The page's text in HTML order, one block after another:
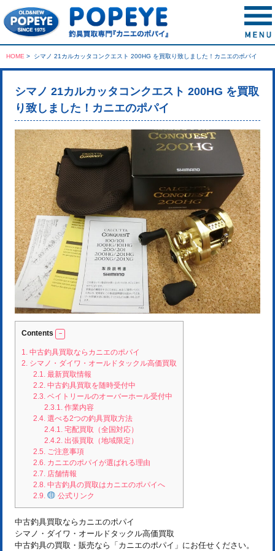
HOME > シマノ 21カルカッタコンクエスト 200HG を買取り致しました！カニエのポパイ
シマノ 21カルカッタコンクエスト 200HG を買取
り致しました！カニエのポパイ
Contents
1. 中古釣具買取ならカニエのポパイ
2. シマノ・ダイワ・オールドタックル高価買取
2.1.最新買取情報
2.2.中古釣具買取を随時受付中
2.3.ベイトリールのオーバーホール受付中
2.3.1. 作業内容
2.4.選べる2つの釣具買取方法
2.4.1. 宅配買取（全国対応）
2.4.2. 出張買取（地域限定）
2.5.ご注意事項
2.6.カニエのポパイが選ばれる理由
2.7.店舗情報
2.8.中古釣具の買取はカニエのポパイへ
2.9.
公式リンク
中古釣具買取ならカニエのポパイ
シマノ・ダイワ・オールドタックル高価買取
中古釣具の買取・販売なら「カニエのポパイ」にお任せください。